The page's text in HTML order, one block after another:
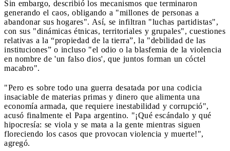
Sin embargo, describió los mecanismos que terminaron
generando el caos, obligando a "millones de personas a
abandonar sus hogares". Así, se infiltran "luchas partidistas",
con sus "dinámicas étnicas, territoriales y grupales", cuestiones
relativas a la “propiedad de la tierra”, la "debilidad de las
instituciones” o incluso "el odio o la blasfemia de la violencia
en nombre de 'un falso dios', que juntos forman un cóctel
macabro".
"Pero es sobre todo una guerra desatada por una codicia
insaciable de materias primas y dinero que alimenta una
economía armada, que requiere inestabilidad y corrupció",
acusó finalmente el Papa argentino. "¡Qué escándalo y qué
hipocresía: se viola y se mata a la gente mientras siguen
floreciendo los casos que provocan violencia y muerte!",
agregó.